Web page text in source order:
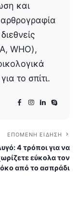
και
WHO),
το σπίτι.
ΕΠΌΜΕΝΗ ΕΊΔΗΣΗ
4 τρόποι για να
εύκολα τον
από το ασπράδι